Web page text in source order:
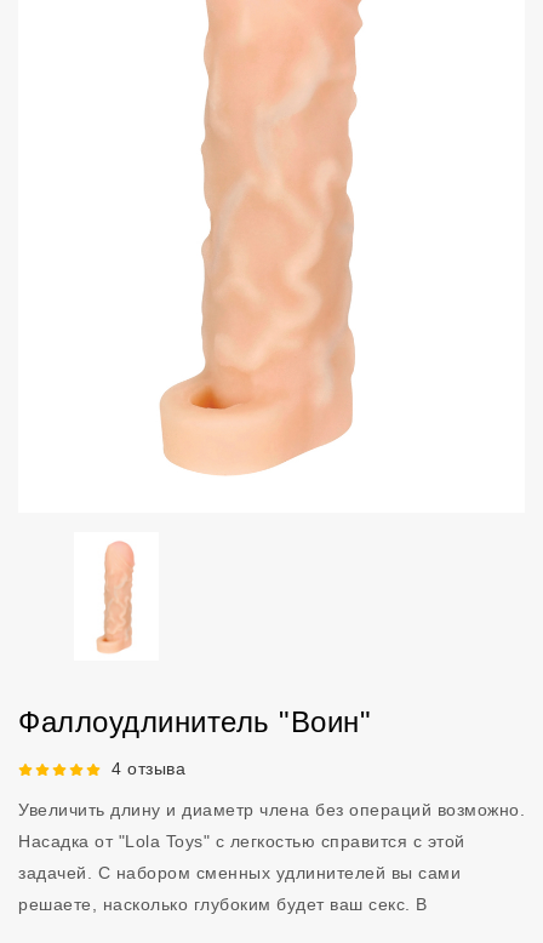
Фаллоудлинитель "Воин"
Рейтинг 5 из 5.4 отзыва
Увеличить длину и диаметр члена без операций возможно.
Насадка от "Lola Toys" с легкостью справится с этой
задачей. С набором сменных удлинителей вы сами
решаете, насколько глубоким будет ваш секс. В